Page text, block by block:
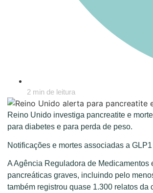
2 min de leitura
Reino Unido investiga pancreatite e
para diabetes e para perda de peso.
Notificações e mortes associadas a
A Agência Reguladora de
pancreáticas graves, incluindo pelo
também registrou quase 1.300 relatos